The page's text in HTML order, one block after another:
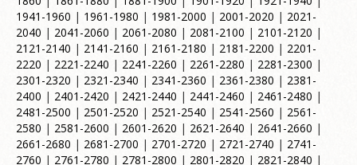
1941-1960 | 1961-1980 | 1981-2000 | 2001-2020 | 2021-
2040 | 2041-2060 | 2061-2080 | 2081-2100 | 2101-2120 |
2121-2140 | 2141-2160 | 2161-2180 | 2181-2200 | 2201-
2220 | 2221-2240 | 2241-2260 | 2261-2280 | 2281-2300 |
2301-2320 | 2321-2340 | 2341-2360 | 2361-2380 | 2381-
2400 | 2401-2420 | 2421-2440 | 2441-2460 | 2461-2480 |
2481-2500 | 2501-2520 | 2521-2540 | 2541-2560 | 2561-
2580 | 2581-2600 | 2601-2620 | 2621-2640 | 2641-2660 |
2661-2680 | 2681-2700 | 2701-2720 | 2721-2740 | 2741-
2760 | 2761-2780 | 2781-2800 | 2801-2820 | 2821-2840 |